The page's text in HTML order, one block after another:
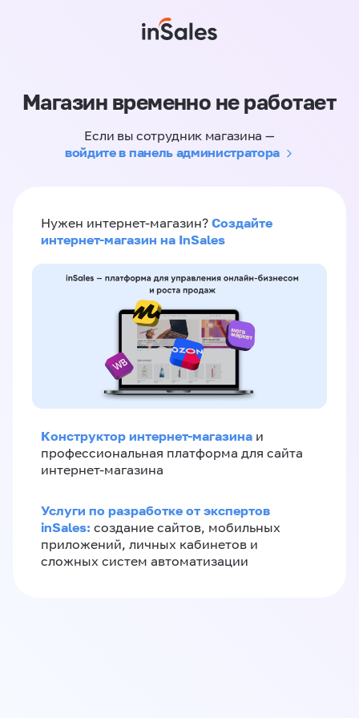
Магазин временно не работает
Если вы сотрудник магазина —
войдите в панель администратора
Нужен интернет-магазин? Создайте
интернет-магазин на InSales
Конструктор интернет-магазина и
профессиональная платформа для сайта
интернет-магазина
Услуги по разработке от экспертов
inSales: создание сайтов, мобильных
приложений, личных кабинетов и
сложных систем автоматизации